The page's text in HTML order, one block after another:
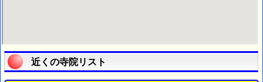
近くの寺院リスト